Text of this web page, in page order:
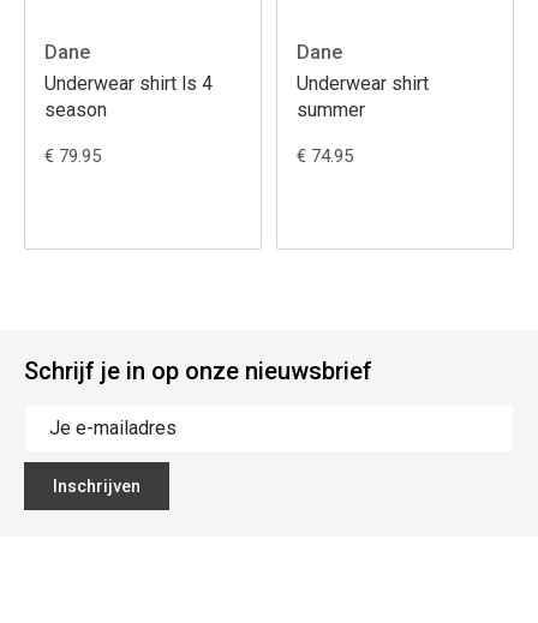
Dane
Underwear shirt ls 4
season
€ 79.95
Dane
Underwear shirt
summer
€ 74.95
Schrijf je in op onze nieuwsbrief
Inschrijven